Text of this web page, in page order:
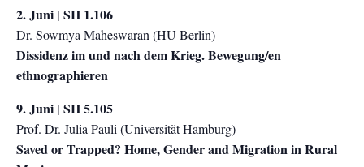
2. Juni | SH 1.106
Dr. Sowmya Maheswaran (HU Berlin)
Dissidenz im und nach dem Krieg. Bewegung/en
ethnographieren
9. Juni | SH 5.105
Prof. Dr. Julia Pauli (Universität Hamburg)
Saved or Trapped? Home, Gender and Migration in Rural